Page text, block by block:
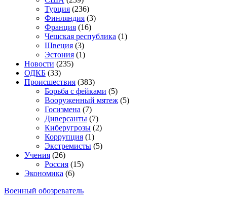
Турция (236)
Финляндия (3)
Франция (16)
Чешская республика (1)
Швеция (3)
Эстония (1)
Новости (235)
ОДКБ (33)
Происшествия (383)
Борьба с фейками (5)
Вооруженный мятеж (5)
Госизмена (7)
Диверсанты (7)
Киберугрозы (2)
Коррупция (1)
Экстремисты (5)
Учения (26)
Россия (15)
Экономика (6)
Военный обозреватель